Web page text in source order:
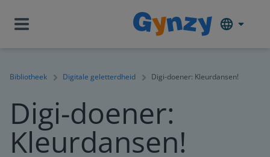
Bibliotheek Digitale geletterdheid Digi-doener: Kleurdansen!
Digi-doener:
Kleurdansen!